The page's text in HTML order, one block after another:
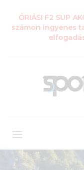
ÓRIÁSI F2 SUP
számon ingyenes